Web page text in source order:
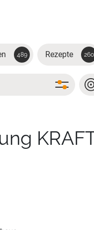
489 Rezepte 260